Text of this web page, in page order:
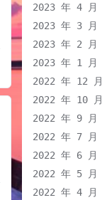
2023 年 4 月
2023 年 3 月
2023 年 2 月
2023 年 1 月
2022 年 12 月
2022 年 10 月
2022 年 9 月
2022 年 7 月
2022 年 6 月
2022 年 5 月
2022 年 4 月